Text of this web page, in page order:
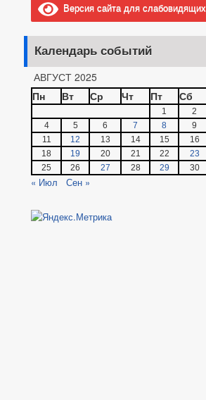
Версия сайта для слабовидящих
Календарь событий
АВГУСТ 2025
Пн
Вт Ср Чт Пт Сб
1 2
4
5 6 7 8 9
11
12 13 14 15 16
18
19 20 21 22 23
25
26 27 28 29 30
« Июл Сен »